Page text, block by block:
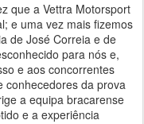
que a Vettra Motorsport
e uma vez mais fizemos
de José Correia e de
para nós e,
e aos concorrentes
conhecedores da prova
a equipa bracarense
e a experiência